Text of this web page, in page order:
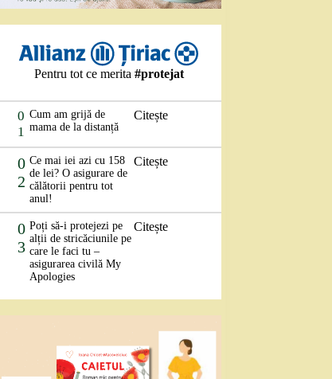
Pentru tot ce merita#protejat
0
1
Cum am grijă de
mama de la distanță
Citește
0
2
Ce mai iei azi cu 158
de lei? O asigurare de
călătorii pentru tot
anul!
Citește
0
3
Poți să-i protejezi pe
alții de stricăciunile pe
care le faci tu –
asigurarea civilă My
Apologies
Citește